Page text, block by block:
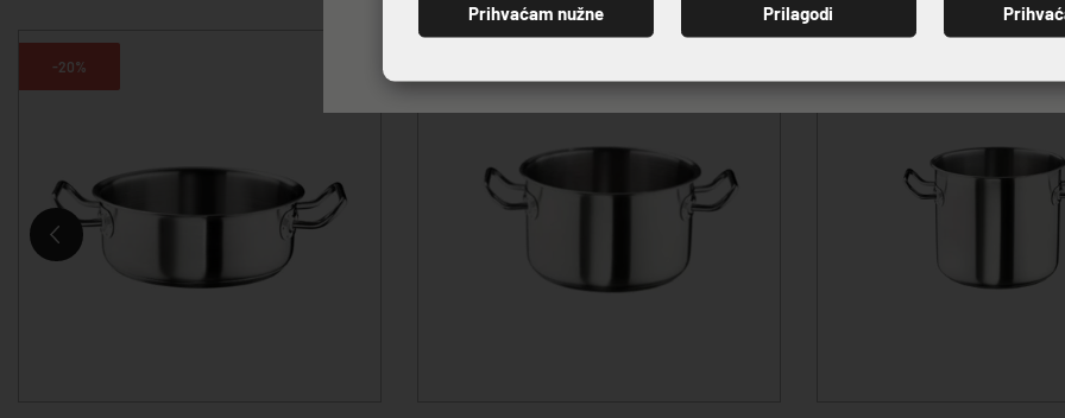
-20%
PRIJAVI SE
Prihvaćam nužne Prilagodi